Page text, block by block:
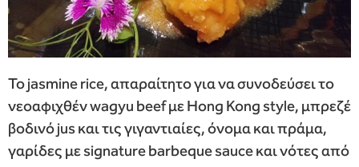
Το jasmine rice, απαραίτητο για να συνοδεύσει το
νεοαφιχθέν wagyu beef με Hong Kong style, μπρεζέ
βοδινό jus και τις γιγαντιαίες, όνομα και πράμα,
γαρίδες με signature barbeque sauce και νότες από